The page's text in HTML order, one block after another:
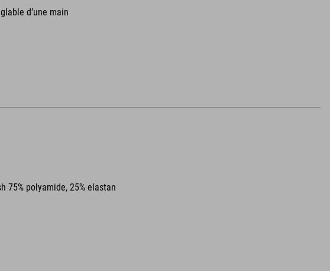
d’une main
75% polyamide, 25% elastan